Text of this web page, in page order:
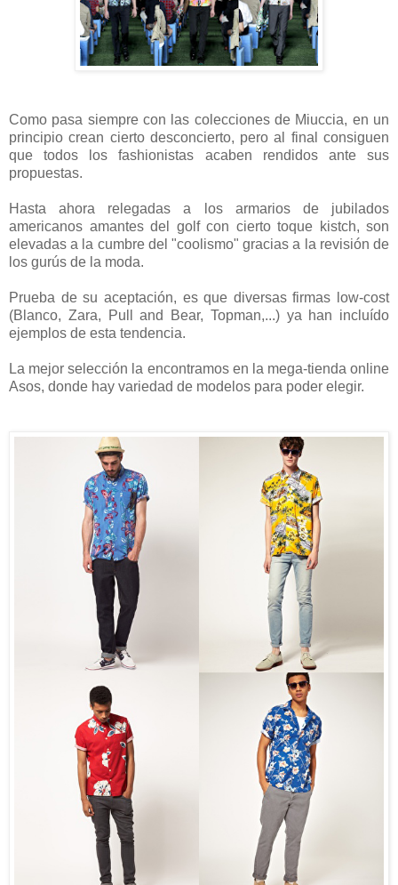
Como pasa siempre con las colecciones de Miuccia, en un
principio crean cierto desconcierto, pero al final consiguen
que todos los fashionistas acaben rendidos ante sus
propuestas.
Hasta ahora relegadas a los armarios de jubilados
americanos amantes del golf con cierto toque kistch, son
elevadas a la cumbre del "coolismo" gracias a la revisión de
los gurús de la moda.
Prueba de su aceptación, es que diversas firmas low-cost
(Blanco, Zara, Pull and Bear, Topman,...) ya han incluído
ejemplos de esta tendencia.
La mejor selección la encontramos en la mega-tienda online
Asos, donde hay variedad de modelos para poder elegir.